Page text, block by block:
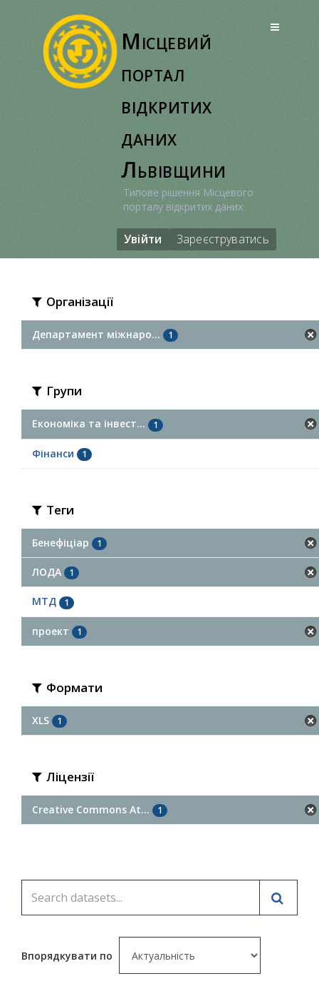
Місцевий
портал
відкритих
даних
Львівщини
Типове рішення Місцевого
порталу відкритих даних
Увійти Зареєструватись
Організації
Департамент міжнаро... 1
Групи
Економіка та інвест... 1
Фінанси 1
Теги
Бенефіціар 1
ЛОДА 1
МТД 1
проект 1
Формати
XLS 1
Ліцензії
Creative Commons At... 1
Впорядкувати по